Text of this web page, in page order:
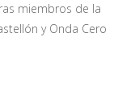
miembros de la
y Onda Cero